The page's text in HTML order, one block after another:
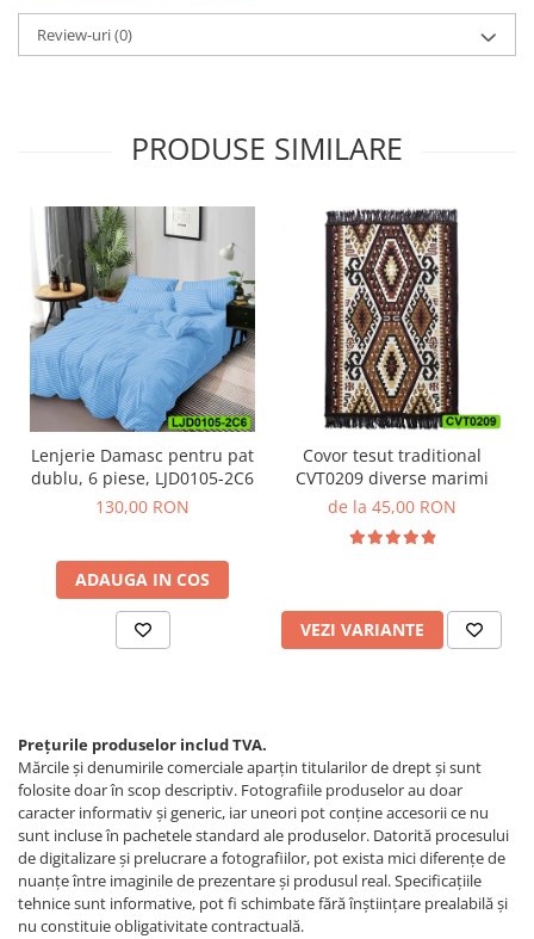
Review-uri(0)
PRODUSE SIMILARE
Lenjerie Damasc pentru pat
dublu, 6 piese, LJD0105-2C6
130,00 RON
ADAUGA IN COS
Covor tesut traditional
CVT0209 diverse marimi
de la 45,00 RON
VEZI VARIANTE
Prețurile produselor includ TVA.
Mărcile și denumirile comerciale aparțin titularilor de drept şi sunt
folosite doar în scop descriptiv. Fotografiile produselor au doar
caracter informativ şi generic, iar uneori pot conţine accesorii ce nu
sunt incluse în pachetele standard ale produselor. Datorită procesului
de digitalizare și prelucrare a fotografiilor, pot exista mici diferențe de
nuanțe între imaginile de prezentare și produsul real. Specificaţiile
tehnice sunt informative, pot fi schimbate fără înştiinţare prealabilă şi
nu constituie obligativitate contractuală.